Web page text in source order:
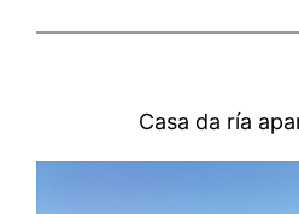
Casa da ría